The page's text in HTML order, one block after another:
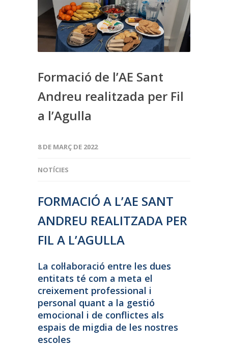
Formació de l’AE Sant
Andreu realitzada per Fil
a l’Agulla
8 DE MARÇ DE 2022
NOTÍCIES
FORMACIÓ A L’AE SANT
ANDREU REALITZADA PER
FIL A L’AGULLA
La col·laboració entre les dues
entitats té com a meta el
creixement professional i
personal quant a la gestió
emocional i de conflictes als
espais de migdia de les nostres
escoles